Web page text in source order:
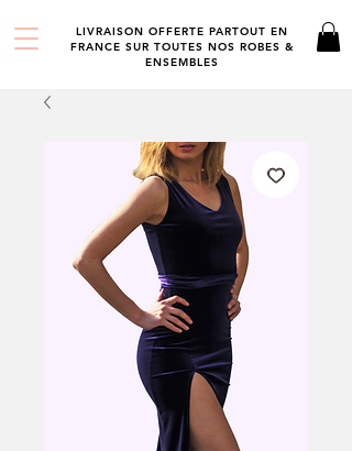
LIVRAISON OFFERTE PARTOUT EN
FRANCE SUR TOUTES NOS ROBES &
ENSEMBLES